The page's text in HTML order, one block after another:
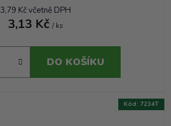
3,79 Kč včetně DPH
3,13 Kč / ks
DO KOŠÍKU
Kód: 7234T